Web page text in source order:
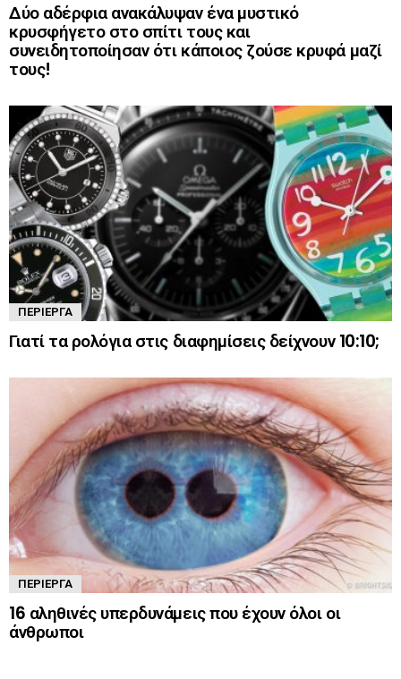
Δύο αδέρφια ανακάλυψαν ένα μυστικό
κρυσφήγετο στο σπίτι τους και
συνειδητοποίησαν ότι κάποιος ζούσε κρυφά μαζί
τους!
ΠΕΡΊΕΡΓΑ
Γιατί τα ρολόγια στις διαφημίσεις δείχνουν 10:10;
ΠΕΡΊΕΡΓΑ
16 αληθινές υπερδυνάμεις που έχουν όλοι οι
άνθρωποι